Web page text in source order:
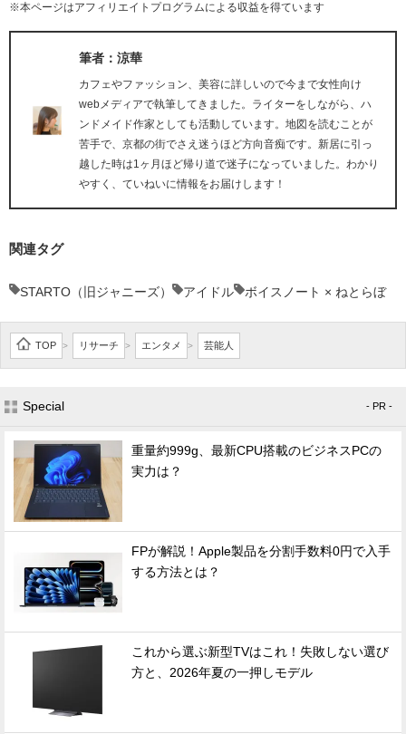
※本ページはアフィリエイトプログラムによる収益を得ています
筆者：涼華
カフェやファッション、美容に詳しいので今まで女性向け
webメディアで執筆してきました。ライターをしながら、ハ
ンドメイド作家としても活動しています。地図を読むことが
苦手で、京都の街でさえ迷うほど方向音痴です。新居に引っ
越した時は1ヶ月ほど帰り道で迷子になっていました。わかり
やすく、ていねいに情報をお届けします！
関連タグ
STARTO（旧ジャニーズ） アイドル ボイスノート × ねとらぼ
TOP > リサーチ > エンタメ > 芸能人
Special - PR -
重量約999g、最新CPU搭載のビジネスPCの
実力は？
FPが解説！Apple製品を分割手数料0円で入手
する方法とは？
これから選ぶ新型TVはこれ！失敗しない選び
方と、2026年夏の一押しモデル